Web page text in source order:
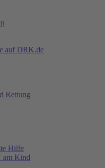
auf DRK.de
Rettung
Hilfe
am Kind